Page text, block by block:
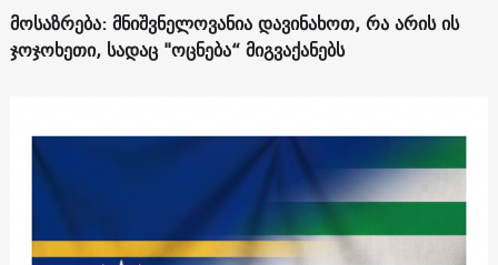
მოსაზრება: მნიშვნელოვანია დავინახოთ, რა არის ის
ჯოჯოხეთი, სადაც "ოცნება“ მიგვაქანებს